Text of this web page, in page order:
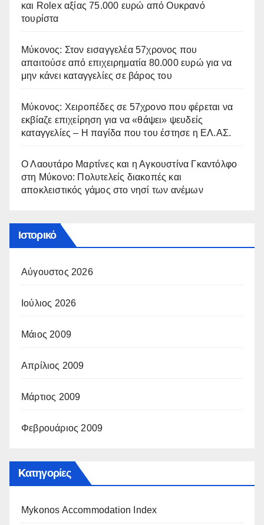
και Rolex αξίας 75.000 ευρώ από Ουκρανό
τουρίστα
Μύκονος: Στον εισαγγελέα 57χρονος που
απαιτούσε από επιχειρηματία 80.000 ευρώ για να
μην κάνει καταγγελίες σε βάρος του
Μύκονος: Χειροπέδες σε 57χρονο που φέρεται να
εκβίαζε επιχείρηση για να «θάψει» ψευδείς
καταγγελίες – Η παγίδα που του έστησε η ΕΛ.ΑΣ.
Ο Λαουτάρο Μαρτίνες και η Αγκουστίνα Γκαντόλφο
στη Μύκονο: Πολυτελείς διακοπές και
αποκλειστικός γάμος στο νησί των ανέμων
Ιστορικό
Αύγουστος 2026
Ιούλιος 2026
Μάιος 2009
Απρίλιος 2009
Μάρτιος 2009
Φεβρουάριος 2009
Kατηγορίες
Mykonos Accommodation Index